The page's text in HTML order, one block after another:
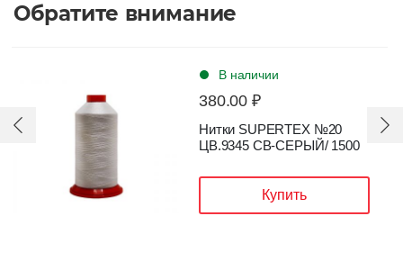
Обратите внимание
В наличии
380.00 ₽
Нитки SUPERTEX №20
ЦВ.9345 CВ-СЕРЫЙ/ 1500
Купить